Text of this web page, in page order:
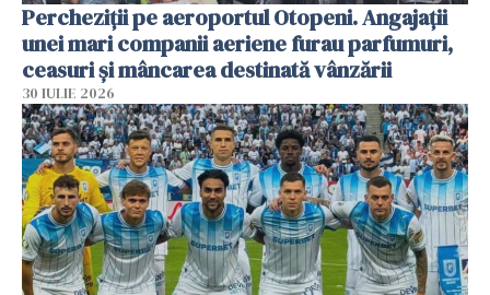
Percheziții pe aeroportul Otopeni. Angajații
unei mari companii aeriene furau parfumuri,
ceasuri și mâncarea destinată vânzării
30 IULIE 2026